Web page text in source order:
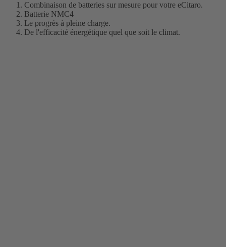
Combinaison de batteries sur mesure pour votre eCitaro.
Batterie NMC4
Le progrès à pleine charge.
De l'efficacité énergétique quel que soit le climat.